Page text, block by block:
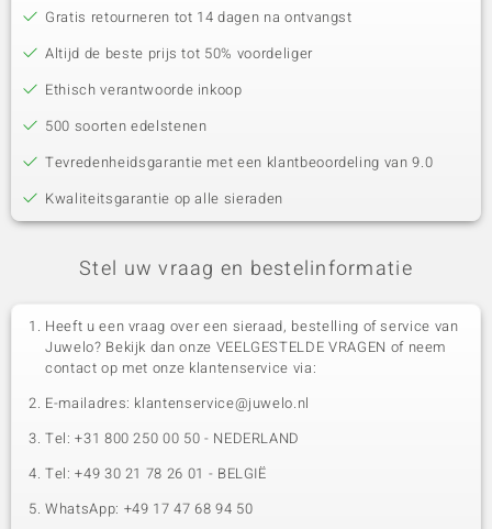
Gratis retourneren tot 14 dagen na ontvangst
Altijd de beste prijs tot 50% voordeliger
Ethisch verantwoorde inkoop
500 soorten edelstenen
Tevredenheidsgarantie met een klantbeoordeling van 9.0
Kwaliteitsgarantie op alle sieraden
Stel uw vraag en bestelinformatie
Heeft u een vraag over een sieraad, bestelling of service van
Juwelo? Bekijk dan onze VEELGESTELDE VRAGEN of neem
contact op met onze klantenservice via:
E-mailadres: klantenservice@juwelo.nl
Tel: +31 800 250 00 50 - NEDERLAND
Tel: +49 30 21 78 26 01 - BELGIË
WhatsApp: +49 17 47 68 94 50